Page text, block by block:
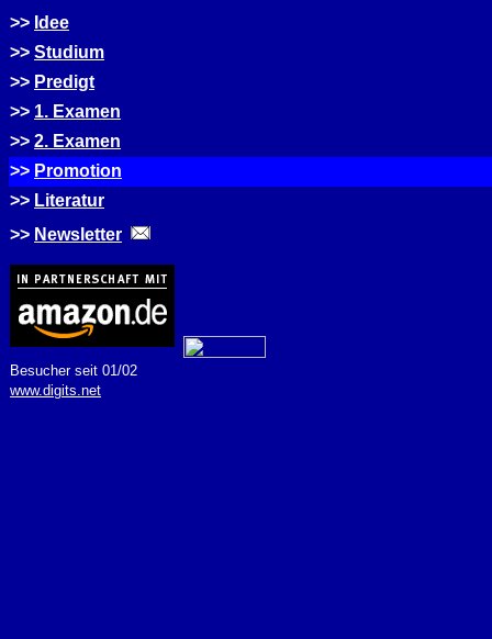
>> Idee
>> Studium
>> Predigt
>> 1. Examen
>> 2. Examen
>> Promotion
>> Literatur
>> Newsletter
Besucher seit 01/02
www.digits.net